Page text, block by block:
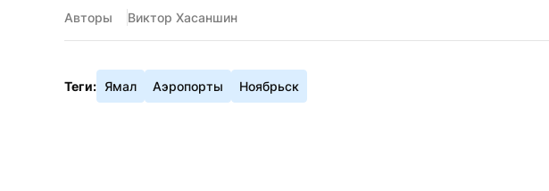
Авторы Виктор Хасаншин
Теги: Ямал Аэропорты Ноябрьск